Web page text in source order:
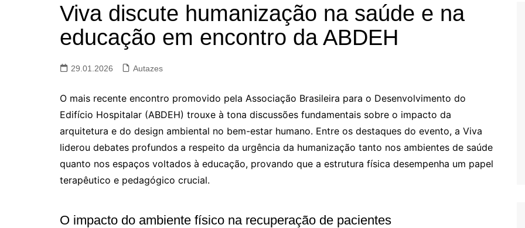
Viva discute humanização na saúde e na
educação em encontro da ABDEH
29.01.2026 Autazes
O mais recente encontro promovido pela Associação Brasileira para o Desenvolvimento do
Edifício Hospitalar (ABDEH) trouxe à tona discussões fundamentais sobre o impacto da
arquitetura e do design ambiental no bem-estar humano. Entre os destaques do evento, a Viva
liderou debates profundos a respeito da urgência da humanização tanto nos ambientes de saúde
quanto nos espaços voltados à educação, provando que a estrutura física desempenha um papel
terapêutico e pedagógico crucial.
O impacto do ambiente físico na recuperação de pacientes